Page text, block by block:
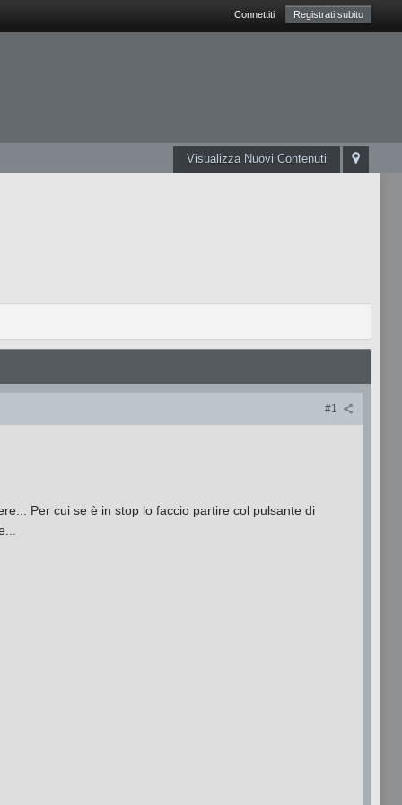
Connettiti Registrati subito
Visualizza Nuovi Contenuti
#1
Per cui se è in stop lo faccio partire col pulsante di